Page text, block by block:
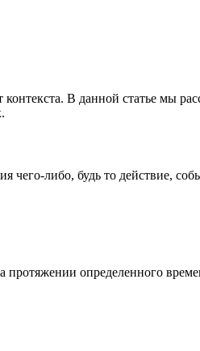
В данной статье мы
чего-либо, будь то действие,
протяжении определенного